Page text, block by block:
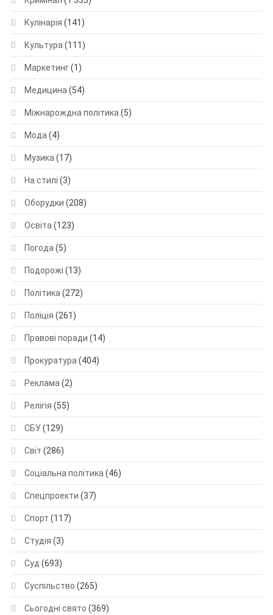
Кулінарія (141)
Культура (111)
Маркетинг(1)
Медицина (54)
Міжнарождна політика (5)
Мода (4)
Музика (17)
На стилі (3)
Оборудки (208)
Освіта (123)
Погода (5)
Подорожі (13)
Політика (272)
Поліція (261)
Правові поради (14)
Прокуратура (404)
Реклама (2)
Релігія (55)
СБУ(129)
Світ (286)
Соціальна політика (46)
Спецпроекти (37)
Спорт (117)
Студія (3)
Суд (693)
Суспільство (265)
Сьогодні свято (369)